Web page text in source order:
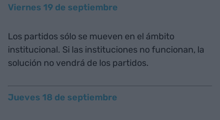
Viernes 19 de septiembre
Los partidos sólo se mueven en el ámbito
institucional. Si las instituciones no funcionan, la
solución no vendrá de los partidos.
Jueves 18 de septiembre